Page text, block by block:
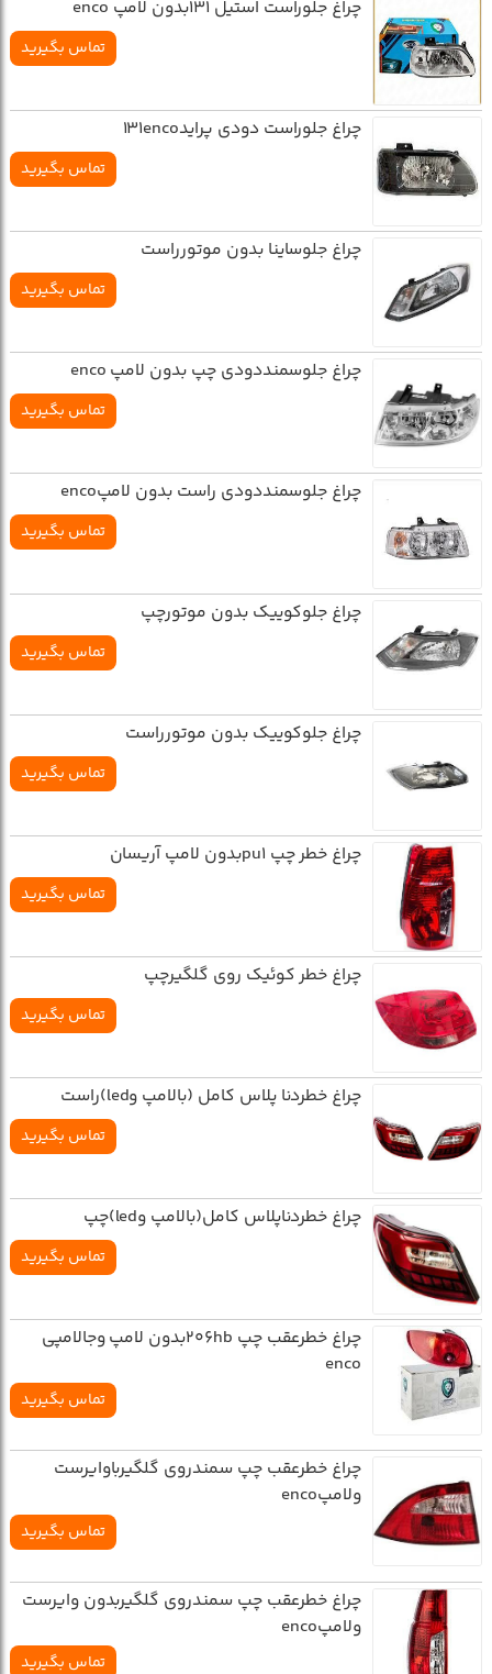
چراغ جلوراست استيل 131بدون لامپ enco
تماس بگیرید
چراغ جلوراست دودي پرايد131enco
تماس بگیرید
چراغ جلوساينا بدون موتورراست
تماس بگیرید
چراغ جلوسمنددودي چپ بدون لامپ enco
تماس بگیرید
چراغ جلوسمنددودي راست بدون لامپenco
تماس بگیرید
چراغ جلوکوييک بدون موتورچپ
تماس بگیرید
چراغ جلوکوييک بدون موتورراست
تماس بگیرید
چراغ خطر چپ pu1بدون لامپ آريسان
تماس بگیرید
چراغ خطر کوئيک روي گلگيرچپ
تماس بگیرید
چراغ خطردنا پلاس کامل (بالامپ وled)راست
تماس بگیرید
چراغ خطردناپلاس کامل(بالامپ وled)چپ
تماس بگیرید
چراغ خطرعقب چپ 206hbبدون لامپ وجالامپي
enco
تماس بگیرید
چراغ خطرعقب چپ سمندروي گلگيرباوايرست
ولامپenco
تماس بگیرید
چراغ خطرعقب چپ سمندروي گلگيربدون وايرست
ولامپenco
تماس بگیرید